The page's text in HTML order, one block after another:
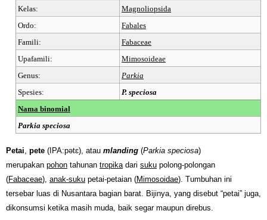
Kelas:
Magnoliopsida
Ordo:
Fabales
Famili:
Fabaceae
Upafamili:
Mimosoideae
Genus:
Parkia
Spesies:
P. speciosa
Nama binomial
Parkia speciosa
Petai, pete (IPA:pətɛ), atau mlanding (Parkia speciosa)
merupakan pohon tahunan tropikadari suku polong-polongan
(Fabaceae), anak-suku petai-petaian (Mimosoidae). Tumbuhan ini
tersebar luas di Nusantara bagian barat. Bijinya, yang disebut “petai” juga,
dikonsumsi ketika masih muda, baik segar maupun direbus.